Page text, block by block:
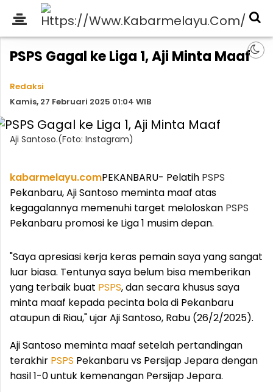
PSPS Gagal ke Liga 1, Aji Minta Maaf
Redaksi
Kamis, 27 Februari 2025 01:04 WIB
Aji Santoso.(Foto: Instagram)
kabarmelayu.comPEKANBARU- Pelatih PSPS
Pekanbaru, Aji Santoso meminta maaf atas
kegagalannya memenuhi target meloloskan PSPS
Pekanbaru promosi ke Liga 1 musim depan.
"Saya apresiasi kerja keras pemain saya yang sangat
luar biasa. Tentunya saya belum bisa memberikan
yang terbaik buat PSPS, dan secara khusus saya
minta maaf kepada pecinta bola di Pekanbaru
ataupun di Riau," ujar Aji Santoso, Rabu (26/2/2025).
Aji Santoso meminta maaf setelah pertandingan
terakhir PSPS Pekanbaru vs Persijap Jepara dengan
hasil 1-0 untuk kemenangan Persijap Jepara.